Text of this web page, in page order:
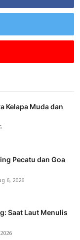
Kelapa Muda dan
Pecatu dan Goa
6, 2026
Saat Laut Menulis